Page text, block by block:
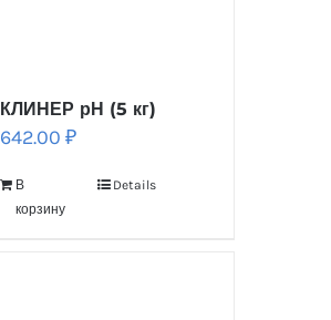
КЛИНЕР рН (5 кг)
642.00 ₽
В
корзину
Details